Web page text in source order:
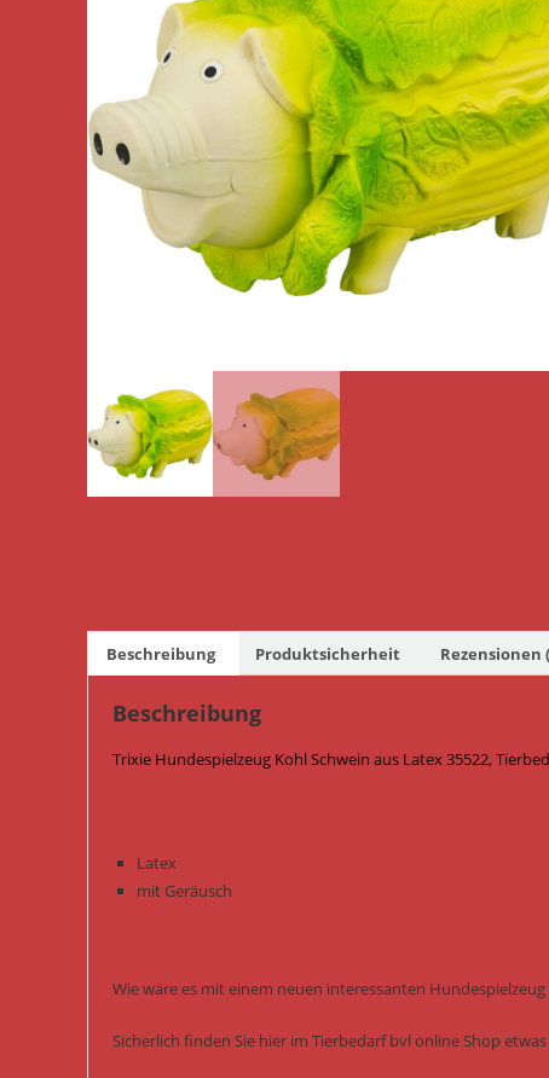
Beschreibung Produktsicherheit Rezensionen
Beschreibung
Trixie Hundespielzeug Kohl Schwein aus Latex 35522,
Latex
mit Geräusch
Wie wäre es mit einem neuen interessanten
Sicherlich finden Sie hier im Tierbedarf bvl online Shop